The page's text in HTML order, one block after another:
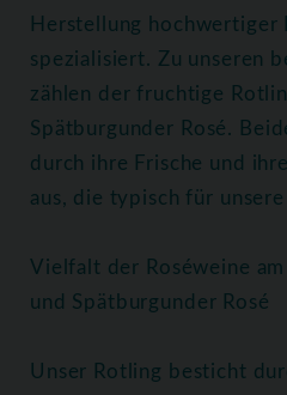
Herstellung hochwertiger
spezialisiert. Zu unseren
zählen der fruchtige
Spätburgunder Rosé.
durch ihre Frische und
aus, die typisch für
Vielfalt der Roséweine
und Spätburgunder Rosé
Unser Rotling besticht